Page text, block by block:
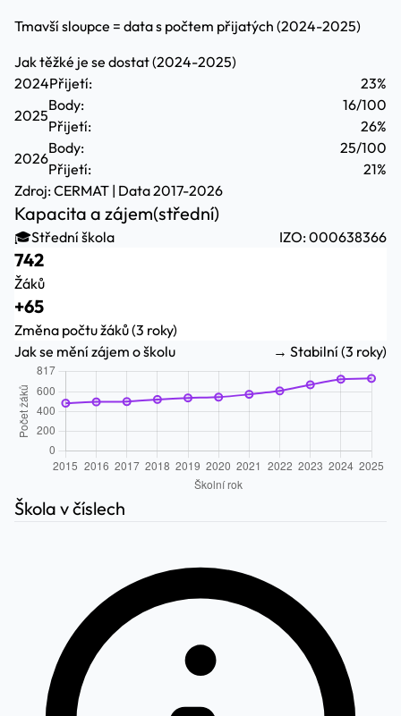
Tmavší sloupce = data s počtem přijatých (2024-2025)
Jak těžké je se dostat (2024-2025)
2024Přijetí:
23%
2025
Body:
16/100
Přijetí:
26%
2026
Body:
25/100
Přijetí:
21%
Zdroj:CERMAT | Data 2017-2026
Kapacita a zájem(střední)
🎓Střední škola IZO: 000638366
742
Žáků
+65
Změna počtu žáků (3 roky)
Jak se mění zájem o školu
→ Stabilní (3 roky)
Škola v číslech